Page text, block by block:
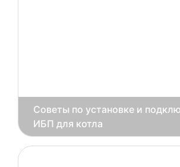
Советы по установке и
ИБП для котла